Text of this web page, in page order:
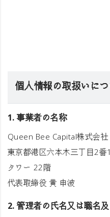
個人情報の取扱いに
1. 事業者の名称
Queen Bee Capital株式会社
東京都港区六本木三丁目2
タワー 22階
代表取締役 黄 申波
2. 管理者の氏名又は職名